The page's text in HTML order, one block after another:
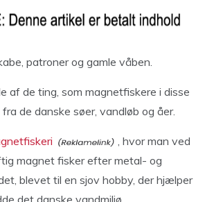
patroner og gamle våben.
af de ting, som magnetfiskere i disse
de danske søer, vandløb og åer.
, hvor man ved
magnet fisker efter metal- og
blevet til en sjov hobby, der hjælper
det danske vandmiljø.